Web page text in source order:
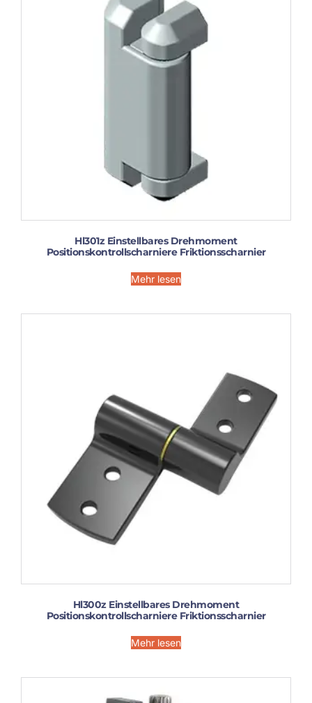
Hl301z Einstellbares Drehmoment
Positionskontrollscharniere Friktionsscharnier
Mehr lesen
Hl300z Einstellbares Drehmoment
Positionskontrollscharniere Friktionsscharnier
Mehr lesen